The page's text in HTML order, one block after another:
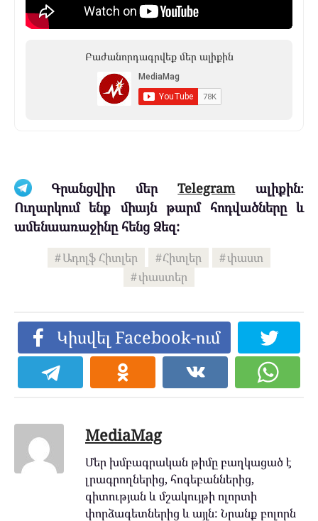
Բաժանորդագրվեք մեր ալիքին
Գրանցվիր մերTelegramալիքին։
Ուղարկում ենք միայն թարմ հոդվածները և
ամենաառաջինը հենց Ձեզ:
Ադոլֆ Հիտլեր Հիտլեր
փաստ
փաստեր
Կիսվել Facebook-ում
MediaMag
Մեր խմբագրական թիմը բաղկացած է
լրագրողներից, հոգեբաններից,
գիտության և մշակույթի ոլորտի
փորձագետներից և այլն: Նրանք բոլորն